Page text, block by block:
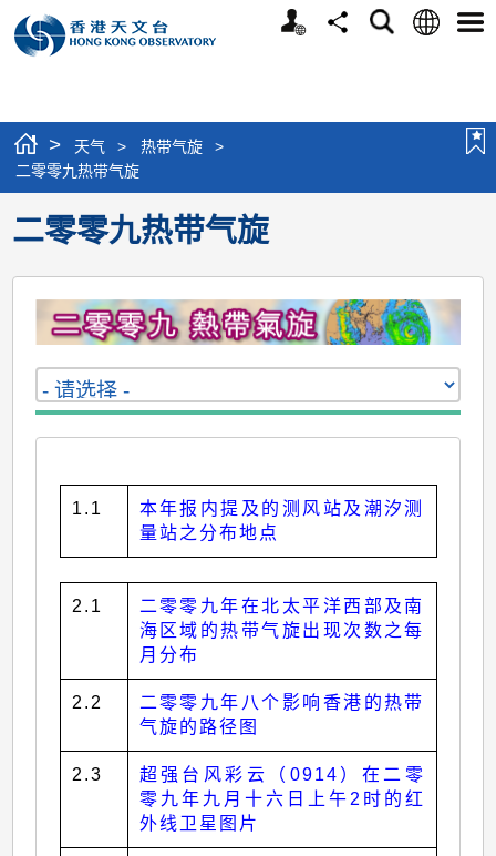
个
分
搜
语
选
> 天气 > 热带气旋
>
二零零九热带气旋
二零零九热带气旋
1.1
本年报内提及的测风站及潮汐测
量站之分布地点
2.1
二零零九年在北太平洋西部及南
海区域的热带气旋出现次数之每
月分布
2.2
二零零九年八个影响香港的热带
气旋的路径图
2.3
超强台风彩云（0914）在二零
零九年九月十六日上午2时的红
外线卫星图片